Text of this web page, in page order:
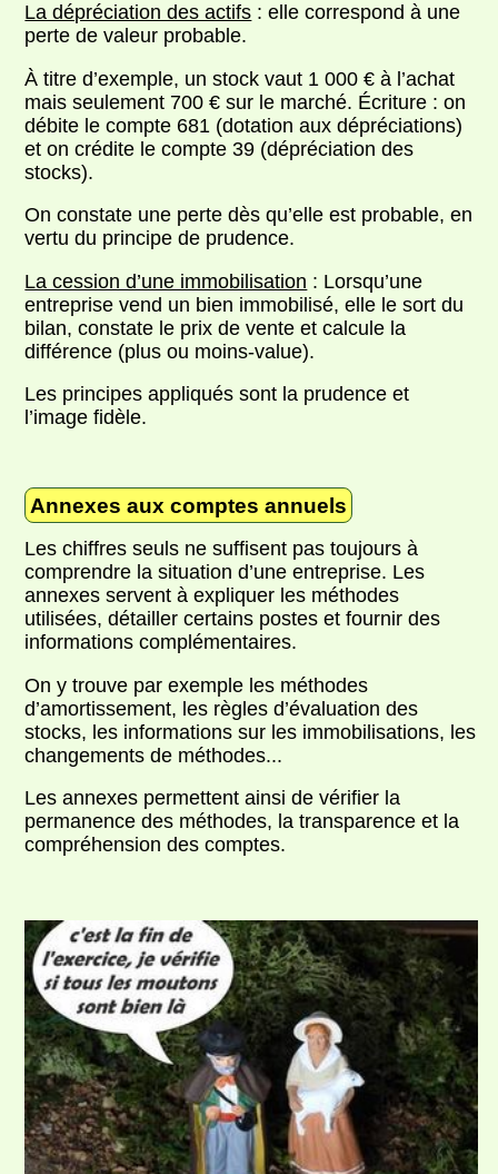
La dépréciation des actifs : elle correspond à une
perte de valeur probable.
À titre d’exemple, un stock vaut 1 000 € à l’achat
mais seulement 700 € sur le marché. Écriture : on
débite le compte 681 (dotation aux dépréciations)
et on crédite le compte 39 (dépréciation des
stocks).
On constate une perte dès qu’elle est probable, en
vertu du principe de prudence.
La cession d’une immobilisation : Lorsqu’une
entreprise vend un bien immobilisé, elle le sort du
bilan, constate le prix de vente et calcule la
différence (plus ou moins-value).
Les principes appliqués sont la prudence et
l’image fidèle.
Annexes aux comptes annuels
Les chiffres seuls ne suffisent pas toujours à
comprendre la situation d’une entreprise. Les
annexes servent à expliquer les méthodes
utilisées, détailler certains postes et fournir des
informations complémentaires.
On y trouve par exemple les méthodes
d’amortissement, les règles d’évaluation des
stocks, les informations sur les immobilisations, les
changements de méthodes...
Les annexes permettent ainsi de vérifier la
permanence des méthodes, la transparence et la
compréhension des comptes.